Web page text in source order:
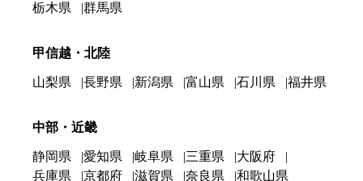
栃木県
群馬県
甲信越・北陸
山梨県 長野県 新潟県 富山県 石川県 福井県
中部・近畿
静岡県 愛知県 岐阜県 三重県
大阪府
兵庫県
京都府 滋賀県 奈良県 和歌山県